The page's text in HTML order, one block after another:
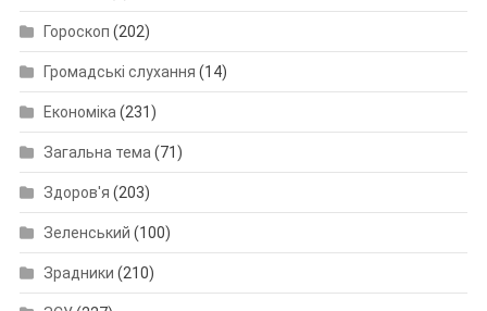
Гороскоп (202)
Громадські слухання (14)
Економіка (231)
Загальна тема (71)
Здоров'я (203)
Зеленський (100)
Зрадники (210)